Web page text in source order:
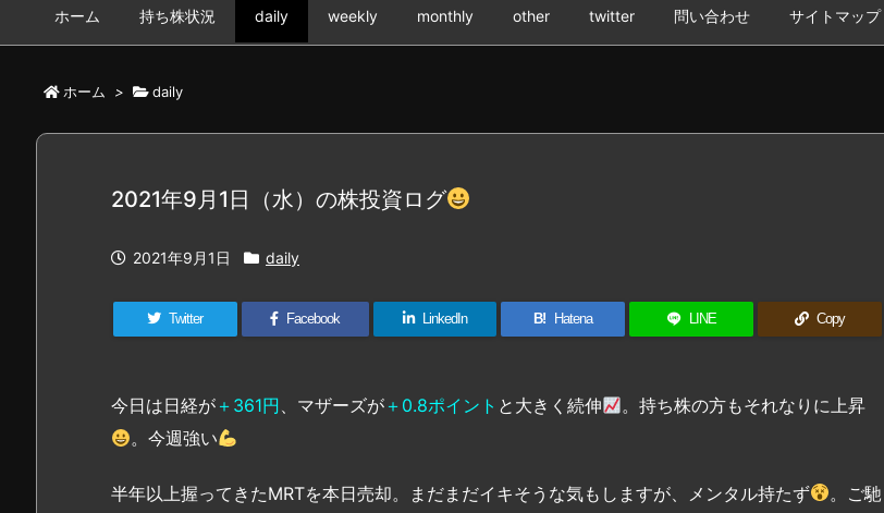
ホーム 持ち株状況 daily weekly monthly other twitter 問い合わせ サイトマップ
ホーム > daily
2021年9月1日（水）の株投資ログ
2021年9月1日 daily
Twitter Facebook LinkedIn B! Hatena LINE Copy
今日は日経が ＋361円 、マザーズが ＋0.8ポイント と大きく続伸
。持ち株の方もそれなりに上昇
。今週強い
半年以上握ってきたMRTを本日売却。まだまだイキそうな気もしますが、メンタル持たず
。ご馳